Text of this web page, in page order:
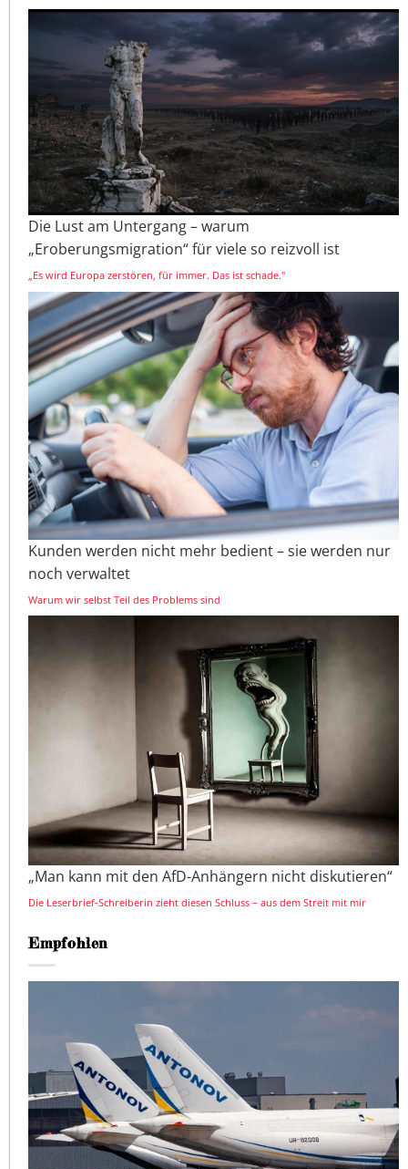
Die Lust am Untergang – warum
„Eroberungsmigration“ für viele so reizvoll ist
„Es wird Europa zerstören, für immer. Das ist schade."
Kunden werden nicht mehr bedient – sie werden nur
noch verwaltet
Warum wir selbst Teil des Problems sind
„Man kann mit den AfD-Anhängern nicht diskutieren“
Die Leserbrief-Schreiberin zieht diesen Schluss – aus dem Streit mit mir
Empfohlen